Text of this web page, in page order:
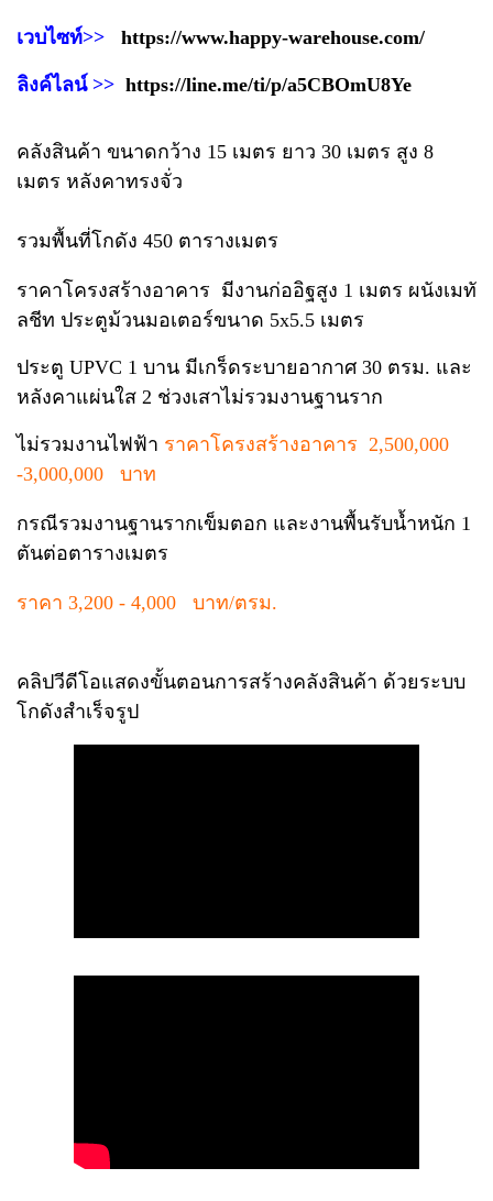
เวบไซท์>> https://www.happy-warehouse.com/
ลิงค์ไลน์ >> https://line.me/ti/p/a5CBOmU8Ye
คลังสินค้า ขนาดกว้าง 15 เมตร ยาว 30 เมตร สูง 8
เมตร หลังคาทรงจั่ว
รวมพื้นที่โกดัง 450 ตารางเมตร
ราคาโครงสร้างอาคาร มีงานก่ออิฐสูง 1 เมตร ผนังเมทั
ลชีท ประตูม้วนมอเตอร์ขนาด 5x5.5 เมตร
ประตู UPVC 1 บาน มีเกร็ดระบายอากาศ 30 ตรม. และ
หลังคาแผ่นใส 2 ช่วงเสาไม่รวมงานฐานราก
ไม่รวมงานไฟฟ้า ราคาโครงสร้างอาคาร 2,500,000
-3,000,000 บาท
กรณีรวมงานฐานรากเข็มตอก และงานพื้นรับน้ำหนัก 1
ตันต่อตารางเมตร
ราคา 3,200 - 4,000 บาท/ตรม.
คลิปวีดีโอแสดงขั้นตอนการสร้างคลังสินค้า ด้วยระบบ
โกดังสำเร็จรูป